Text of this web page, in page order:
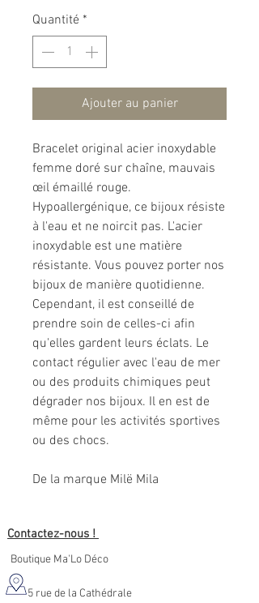
Quantité *
Ajouter au panier
Bracelet original acier inoxydable
femme doré sur chaîne, mauvais
œil émaillé rouge.
Hypoallergénique, ce bijoux résiste
à l'eau et ne noircit pas. L'acier
inoxydable est une matière
résistante. Vous pouvez porter nos
bijoux de manière quotidienne.
Cependant, il est conseillé de
prendre soin de celles-ci afin
qu'elles gardent leurs éclats. Le
contact régulier avec l'eau de mer
ou des produits chimiques peut
dégrader nos bijoux. Il en est de
même pour les activités sportives
ou des chocs.
De la marque Milë Mila
Contactez-nous !
Boutique Ma'Lo Déco
5 rue de la Cathédrale